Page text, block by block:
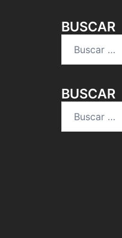
BUSCAR
BUSCAR